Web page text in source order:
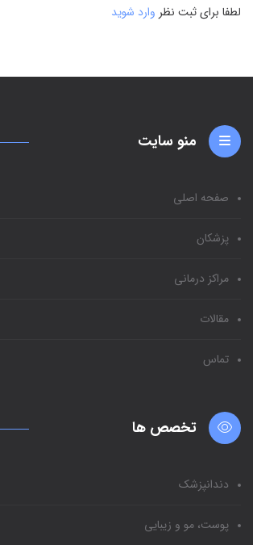
لطفا برای ثبت نظر وارد شوید
منو سایت
صفحه اصلی
پزشکان
مراکز درمانی
مقالات
تماس
تخصص ها
دندانپزشک
پوست، مو و زیبایی